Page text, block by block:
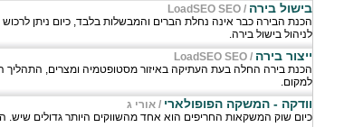
בישול בירה /
LoadSEO SEO
הכנת הבירה כבר אינה נחלת הברים והמבשלות בלבד, כיום ניתן
לניהול בישול בירה.
ייצור בירה /
LoadSEO SEO
הכנת בירה החלה בעת העתיקה באיזור מסטופטמיה ומצרים, התהליך
למקום.
וודקה - המשקה הפופולארי /אורי ג
כיום שוק המשקאות החריפים הוא אחד מהשווקים היותר גדולים